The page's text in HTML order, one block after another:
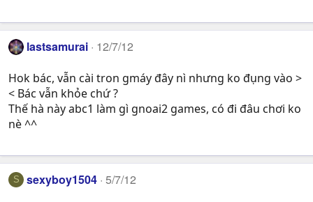
lastsamurai 12/7/12
Hok bác, vẫn cài tron gmáy đây nì nhưng ko đụng vào >
< Bác vẫn khỏe chứ ?
Thế hà này abc1 làm gì gnoai2 games, có đi đâu chơi ko
nè ^^
S sexyboy1504 5/7/12